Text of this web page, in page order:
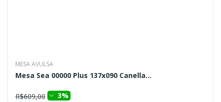
MESA AVULSA
Mesa Sea 00000 Plus 137x090 Canella...
R$609,00 3%